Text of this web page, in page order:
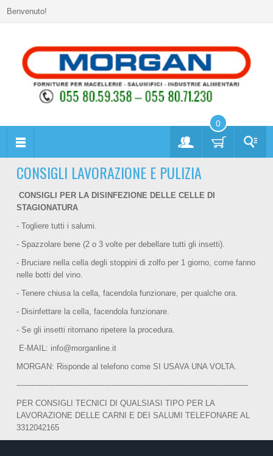
Benvenuto!
0
CONSIGLI LAVORAZIONE E PULIZIA
CONSIGLI PER LA DISINFEZIONE DELLE CELLE DI
STAGIONATURA
- Togliere tutti i salumi.
- Spazzolare bene (2 o 3 volte per debellare tutti gli insetti).
- Bruciare nella cella degli stoppini di zolfo per 1 giorno, come fanno
nelle botti del vino.
- Tenere chiusa la cella, facendola funzionare, per qualche ora.
- Disinfettare la cella, facendola funzionare.
- Se gli insetti ritornano ripetere la procedura.
E-MAIL: info@morganline.it
MORGAN: Risponde al telefono come SI USAVA UNA VOLTA.
-----------------------------------------------------------------------------------------------
PER CONSIGLI TECNICI DI QUALSIASI TIPO PER LA
LAVORAZIONE DELLE CARNI E DEI SALUMI TELEFONARE AL
3312042165